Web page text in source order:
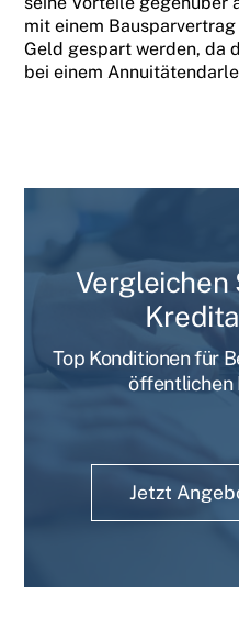
mit einem
Geld gespart werden, da
bei einem
Vergleichen
Top Konditionen für
öffentlichen
Jetzt